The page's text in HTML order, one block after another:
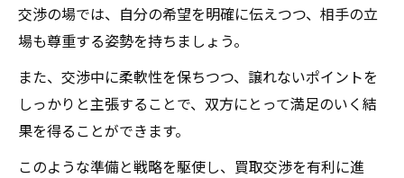
交渉の場では、自分の希望を明確に伝えつつ、相手の立
場も尊重する姿勢を持ちましょう。
また、交渉中に柔軟性を保ちつつ、譲れないポイントを
しっかりと主張することで、双方にとって満足のいく結
果を得ることができます。
このような準備と戦略を駆使し、買取交渉を有利に進